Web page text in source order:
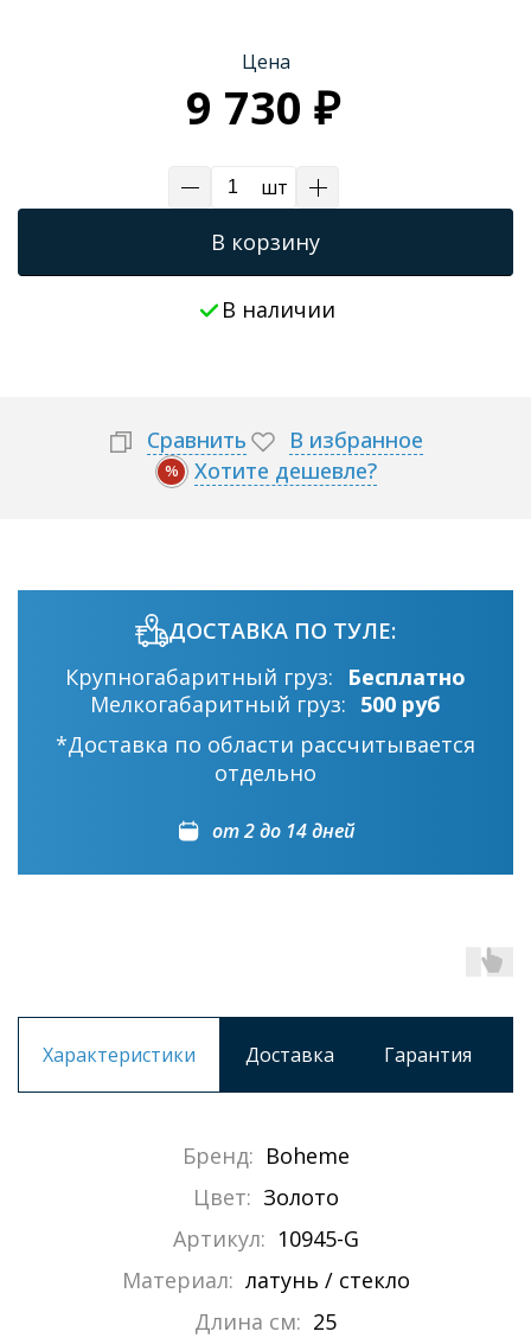
Цена
9 730 ₽
шт
В корзину
В наличии
Сравнить В избранное
% Хотите дешевле?
ДОСТАВКА ПО ТУЛЕ:
Крупногабаритный груз:
Бесплатно
Мелкогабаритный груз: 500 руб
*Доставка по области рассчитывается
отдельно
от 2 до 14 дней
Характеристики Доставка Гарантия
Бренд: Boheme
Цвет: Золото
Артикул: 10945-G
Материал: латунь / стекло
Длина см: 25